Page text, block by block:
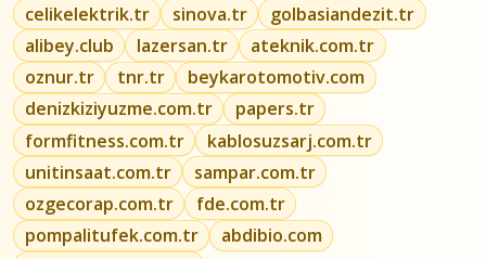
celikelektrik.tr
sinova.tr
golbasiandezit.tr
alibey.club
lazersan.tr
ateknik.com.tr
oznur.tr
tnr.tr
beykarotomotiv.com
denizkiziyuzme.com.tr
papers.tr
formfitness.com.tr
kablosuzsarj.com.tr
unitinsaat.com.tr
sampar.com.tr
ozgecorap.com.tr
fde.com.tr
pompalitufek.com.tr
abdibio.com